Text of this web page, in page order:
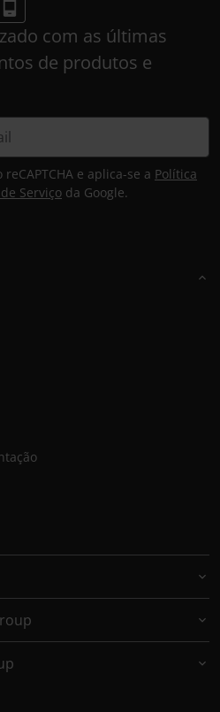
com as últimas
de produtos e
e aplica-se a Política
Serviço da Google.